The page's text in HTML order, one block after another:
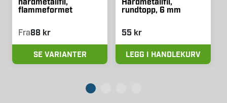
flammeformet
Fra88 kr
SE VARIANTER
rundtopp, 6 mm
55 kr
LEGG I HANDLEKURV